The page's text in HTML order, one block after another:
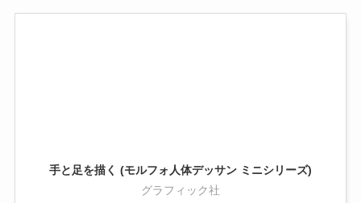
手と足を描く (モルフォ人体デッサン ミニシリーズ)
グラフィック社